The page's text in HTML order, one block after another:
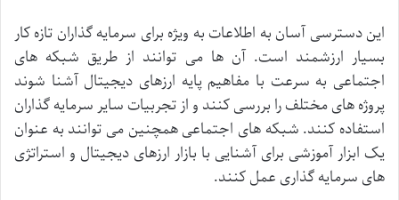
ایندسترسی آسان به اطلاعاتبه ویژه برای سرمایهگذاران تازهکار
بسیار ارزشمند است.آن ها می توانند از طریق شبکه های
اجتماعی به سرعت با مفاهیم پایه ارزهای دیجیتال آشنا شوند
پروژههایمختلفرا بررسیکنند و از تجربیاتسایر سرمایهگذاران
استفاده کنند. شبکه های اجتماعیهمچنین می توانند به عنوان
یک ابزار آموزشی برای آشنایی با بازار ارزهای دیجیتال و استراتژی
های سرمایهگذاری عملکنند.